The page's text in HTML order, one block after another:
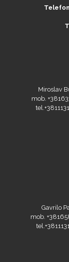
Miroslav
mob.
Gavrilo
mob.